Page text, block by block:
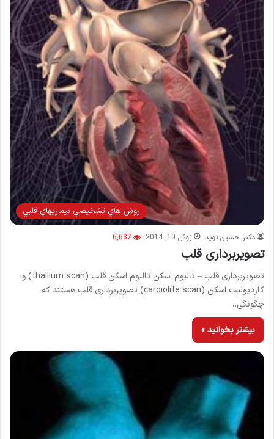
روش هاي تشخيصي بيماريهاي قلبي
دکتر حسین نوید ژوئن 10, 2014 6,637
تصویربرداری قلب
تصویربرداری قلب – تالیوم اسكن تالیوم اسكن قلب (thallium scan) و
کاردیولیت اسکن (cardiolite scan) تصویربرداری قلب هستند که
چگونگی…
بیشتر بخوانید »